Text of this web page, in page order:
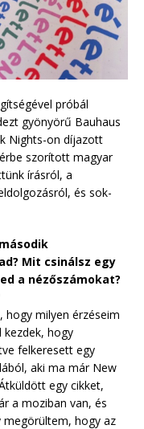
próbál
gyönyörű Bauhaus
Nights-on díjazott
szorított magyar
írásról, a
és sok-
Mit csinálsz egy
a nézőszámokat?
hogy milyen érzéseim
kezdek, hogy
felkeresett egy
aki ma már New
egy cikket,
a moziban van, és
megörültem, hogy az